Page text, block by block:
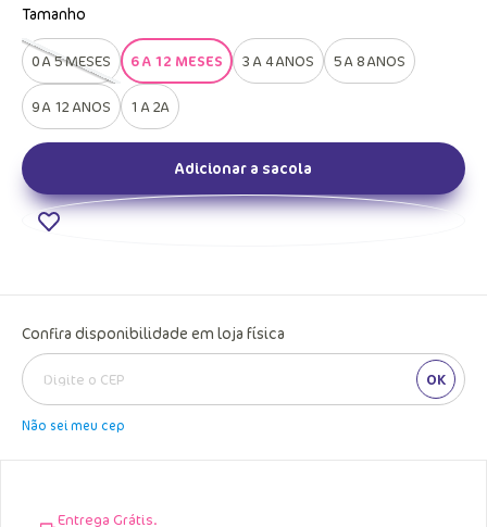
Tamanho
0 A 5 MESES 6 A 12 MESES 3 A 4 ANOS 5 A 8 ANOS
9 A 12 ANOS 1 A 2A
Adicionar a sacola
Confira disponibilidade em loja física
OK
Não sei meu cep
Entrega Grátis.